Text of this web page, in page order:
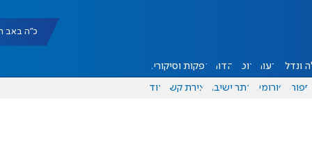
כ"ה באב תשפ"ו
ונדל"ן דעות אוכל יהדות הפקות וסיקורים
ספורט פורומים אתר ישיבה יצירת קשר עוד